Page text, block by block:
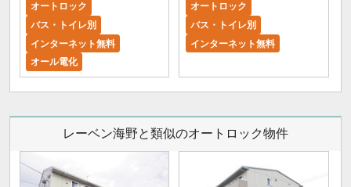
オートロック
バス・トイレ別
インターネット無料
オール電化
オートロック
バス・トイレ別
インターネット無料
レーベン海野と類似のオートロック物件